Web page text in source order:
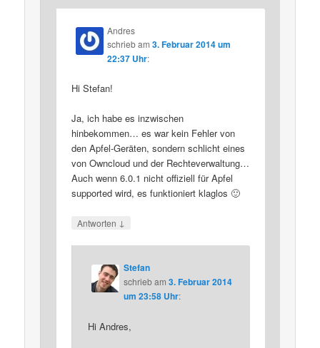
Andres
schriebam3. Februar 2014 um
22:37 Uhr:
Hi Stefan!
Ja, ich habe es inzwischen
hinbekommen… es war kein Fehler von
den Apfel-Geräten, sondern schlicht eines
von Owncloud und der Rechteverwaltung…
Auch wenn 6.0.1 nicht offiziell für Apfel
supported wird, es funktioniert klaglos 🙂
Antworten ↓
Stefan
schriebam 3. Februar 2014
um 23:58 Uhr:
Hi Andres,